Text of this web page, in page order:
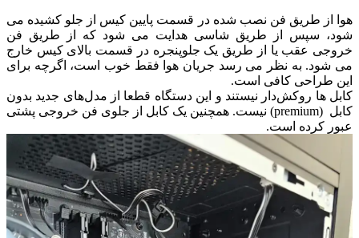
هوا از طریق فن نصب شده در قسمت پایین کیس از جلو کشیده می
شود، سپس از طریق شاسی هدایت می شود که از طریق فن
خروجی عقب یا از طریق یک جلوپنجره در قسمت بالای کیس خارج
می شود. به نظر می رسد جریان هوا فقط خوب است، اگرچه برای
این طراحی کافی است.
کابل ها روکش‌دار نیستند و این دستگاه قطعا از مدل‌های جدید بدون
کابل (premium) نیست.
همچنین یک کابل از جلوی فن خروجی پشتی
عبور کرده است.